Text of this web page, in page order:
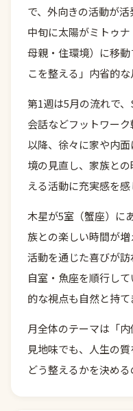
で、外向きの活動が活
中旬に太陽がミトゥ
母親・住環境）に移
こを整える」内省的な
第1週は5月の流れで
会話などフットワー
以降、徐々に家や内
境の見直し、家族と
える活動に充実感を感
木星が5室（蟹座）に
族との楽しい時間が
活動を通じた喜びが
自室・魚座を順行し
的な視点も自然と持て
月全体のテーマは「
見地味でも、人生の
どう整えるかを決める